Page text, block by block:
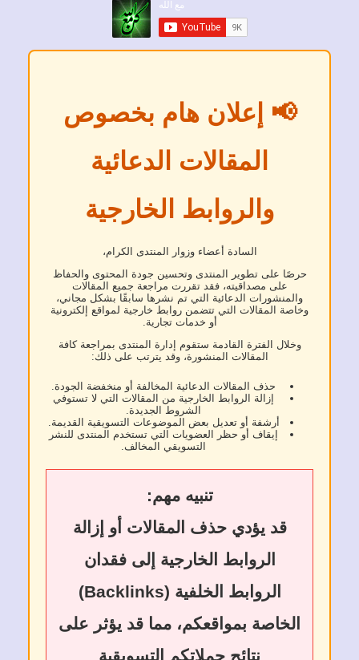
📢 إعلان هام بخصوص
المقالات الدعائية
والروابط الخارجية
السادة أعضاء وزوار المنتدى الكرام،
حرصًا على تطوير المنتدى وتحسين جودة المحتوى والحفاظ
على مصداقيته، فقد تقررت مراجعة جميع المقالات
والمنشورات الدعائية التي تم نشرها سابقًا بشكل مجاني،
وخاصة المقالات التي تتضمن روابط خارجية لمواقع إلكترونية
أو خدمات تجارية.
وخلال الفترة القادمة ستقوم إدارة المنتدى بمراجعة كافة
المقالات المنشورة، وقد يترتب على ذلك:
حذف المقالات الدعائية المخالفة أو منخفضة الجودة.
إزالة الروابط الخارجية من المقالات التي لا تستوفي
الشروط الجديدة.
أرشفة أو تعديل بعض الموضوعات التسويقية القديمة.
إيقاف أو حظر العضويات التي تستخدم المنتدى للنشر
التسويقي المخالف.
تنبيه مهم:
قد يؤدي حذف المقالات أو إزالة
الروابط الخارجية إلى فقدان
الروابط الخلفية (Backlinks)
الخاصة بمواقعكم، مما قد يؤثر على
نتائج حملاتكم التسويقية